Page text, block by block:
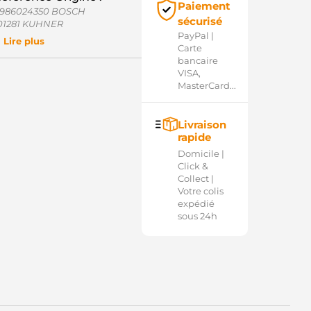
BOSCH
KUHNER
KUHNER
REAL
ERA
Lire plus
Paiement
sécurisé
PayPal |
Carte
bancaire
VISA,
MasterCard...
Livraison
rapide
Domicile |
Click &
Collect |
Votre colis
expédié
sous 24h